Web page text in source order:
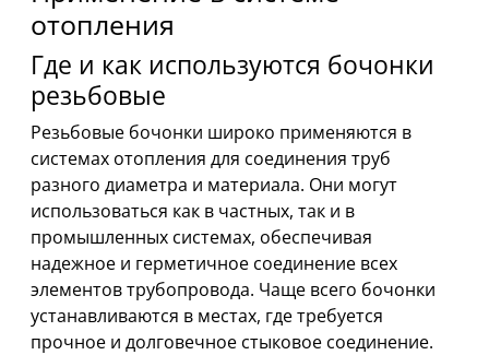
отопления
Где и как используются бочонки
резьбовые
Резьбовые бочонки широко применяются в
системах отопления для соединения труб
разного диаметра и материала. Они могут
использоваться как в частных, так и в
промышленных системах, обеспечивая
надежное и герметичное соединение всех
элементов трубопровода. Чаще всего бочонки
устанавливаются в местах, где требуется
прочное и долговечное стыковое соединение.